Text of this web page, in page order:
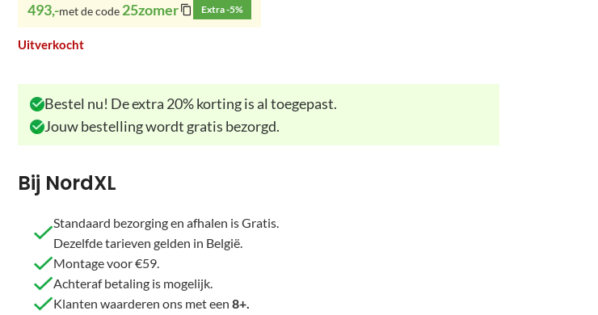
493,-met de code 25zomer Extra -5%
Uitverkocht
Bestel nu! De extra 20% korting is al toegepast.
Jouw bestelling wordt gratis bezorgd.
Bij NordXL
Standaard bezorging en afhalen is Gratis.
Dezelfde tarieven gelden in België.
Montage voor €59.
Achteraf betaling is mogelijk.
Klanten waarderen ons met een 8+.